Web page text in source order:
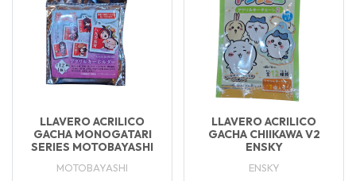
LLAVERO ACRILICO
GACHA MONOGATARI
SERIES MOTOBAYASHI
MOTOBAYASHI
LLAVERO ACRILICO
GACHA CHIIKAWA V2
ENSKY
ENSKY